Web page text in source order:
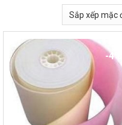
-4%